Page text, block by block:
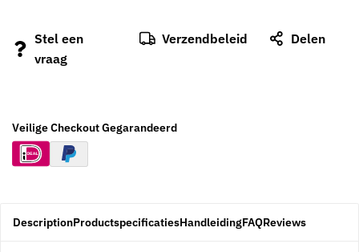
Stel een
vraag
Verzendbeleid Delen
Veilige Checkout Gegarandeerd
DescriptionProductspecificatiesHandleidingFAQReviews